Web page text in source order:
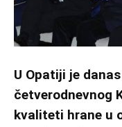
U Opatiji je
četverodnevnog
kvaliteti hrane u